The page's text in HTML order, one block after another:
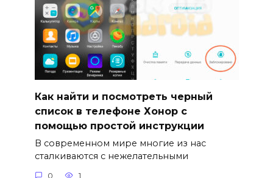
Как найти и посмотреть черный
список в телефоне Хонор с
помощью простой инструкции
В современном мире многие из нас
сталкиваются с нежелательными
0 1